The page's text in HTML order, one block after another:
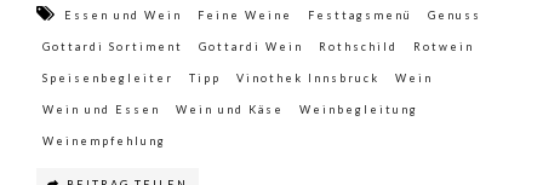
Essen und Wein Feine Weine Festtagsmenü Genuss
Gottardi Sortiment Gottardi Wein Rothschild Rotwein
Speisenbegleiter Tipp Vinothek Innsbruck Wein
Wein und Essen Wein und Käse Weinbegleitung
Weinempfehlung